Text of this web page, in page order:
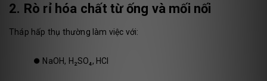
2. Rò rỉ hóa chất từ ống và mối nối
Tháp hấp thụ thường làm việc với:
⏺️ NaOH, H₂SO₄, HCl